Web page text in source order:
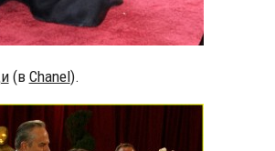
(в Chanel).